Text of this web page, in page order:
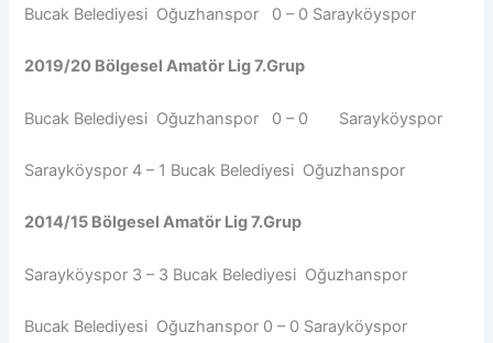
Bucak Belediyesi Oğuzhanspor 0 – 0 Sarayköyspor
2019/20 Bölgesel Amatör Lig 7.Grup
Bucak Belediyesi Oğuzhanspor 0 – 0 Sarayköyspor
Sarayköyspor 4 – 1 Bucak Belediyesi Oğuzhanspor
2014/15 Bölgesel Amatör Lig 7.Grup
Sarayköyspor 3 – 3 Bucak Belediyesi Oğuzhanspor
Bucak Belediyesi Oğuzhanspor 0 – 0 Sarayköyspor